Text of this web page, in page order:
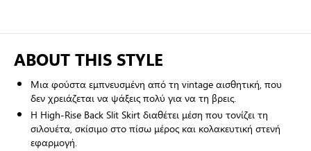
ABOUT THIS STYLE
Μια φούστα εμπνευσμένη από τη vintage αισθητική, που
δεν χρειάζεται να ψάξεις πολύ για να τη βρεις.
Η High-Rise Back Slit Skirt διαθέτει μέση που τονίζει τη
σιλουέτα, σκίσιμο στο πίσω μέρος και κολακευτική στενή
εφαρμογή.